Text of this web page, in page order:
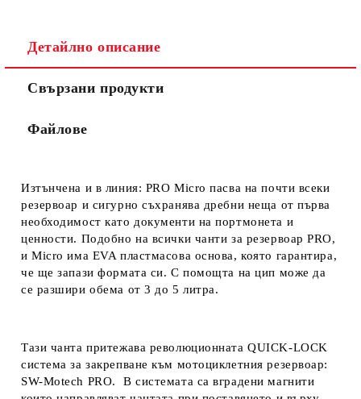
Съгласен съм с
Ние ще се свържем с вас в рамките на работния ден.
Детайлно описание
Свързани продукти
Файлове
Изтънчена и в линия: PRO Micro пасва на почти всеки
резервоар и сигурно съхранява дребни неща от първа
необходимост като документи на портмонета и
ценности. Подобно на всички чанти за резервоар PRO,
и Micro има EVA пластмасова основа, която гарантира,
че ще запази формата си. С помощта на цип може да
се разшири обема от 3 до 5 литра.
Тази чанта притежава революционната QUICK-LOCK
система за закрепване към мотоциклетния резервоар:
SW-Motech PRO. В системата са вградени магнити